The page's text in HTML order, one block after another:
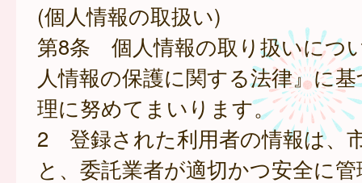
(個人情報の取扱い)
第8条 個人情報の取り扱いにつ
人情報の保護に関する法律』に
理に努めてまいります。
2 登録された利用者の情報は、
と、委託業者が適切かつ安全に